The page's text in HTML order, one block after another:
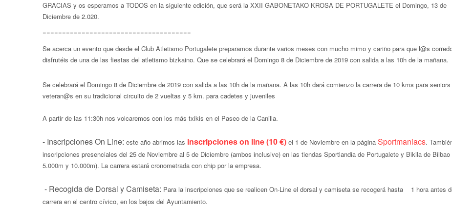
GRACIAS y os esperamos a TODOS en la siguiente edición, que será la XXII GABONETAKO KROSA DE PORTUGALETE el Domingo, 13 de
Diciembre de 2.020.
======================================
Se acerca un evento que desde el Club Atletismo Portugalete preparamos durante varios meses con mucho mimo y cariño para que l@s
disfrutéis de una de las fiestas del atletismo bizkaino. Que se celebrará el Domingo 8 de Diciembre de 2019 con salida a las 10h de la mañana.
Se celebrará el Domingo 8 de Diciembre de 2019 con salida a las 10h de la mañana. A las 10h dará comienzo la carrera de 10 kms para seniors
veteran@s en su tradicional circuito de 2 vueltas y 5 km. para cadetes y juveniles
A partir de las 11:30h nos volcaremos con los más txikis en el Paseo de la Canilla.
- Inscripciones On Line: este año abrimos las inscripciones on line (10 €) el 1 de Noviembre en la página Sportmaniacs.
inscripciones presenciales del 25 de Noviembre al 5 de Diciembre (ambos inclusive) en las tiendas Sportlandia de Portugalete y Bikila de Bilbao
5.000m y 10.000m). La carrera estará cronometrada con chip por la empresa.
- Recogida de Dorsal y Camiseta: Para la inscripciones que se realicen On-Line el dorsal y camiseta se recogerá hasta 1 hora antes
carrera en el centro cívico, en los bajos del Ayuntamiento.